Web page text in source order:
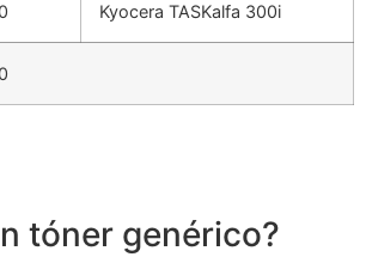
Kyocera TASKalfa 300i
tóner genérico?